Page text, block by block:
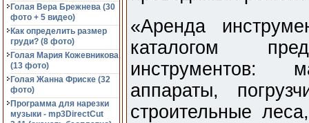
Голая Вера Брежнева (30
фото + 5 видео)
Как определить размер
груди? (8 фото)
Голая Мария Кожевникова
(13 фото)
Голая Жанна Фриске (32
фото)
Программа для нарезки
музыки - mp3DirectCut
«Аренда
каталогом
инструментов:
аппараты,
строительные